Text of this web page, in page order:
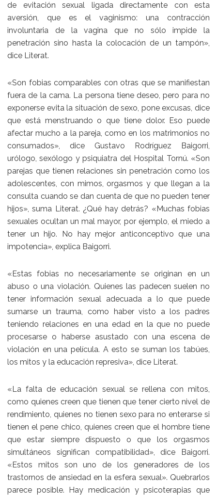
de evitación sexual ligada directamente con esta
aversión, que es el vaginismo: una contracción
involuntaria de la vagina que no sólo impide la
penetración sino hasta la colocación de un tampón»,
dice Literat.
«Son fobias comparables con otras que se manifiestan
fuera de la cama. La persona tiene deseo, pero para no
exponerse evita la situación de sexo, pone excusas, dice
que está menstruando o que tiene dolor. Eso puede
afectar mucho a la pareja, como en los matrimonios no
consumados», dice Gustavo Rodríguez Baigorri,
urólogo, sexólogo y psiquiatra del Hospital Tornú. «Son
parejas que tienen relaciones sin penetración como los
adolescentes, con mimos, orgasmos y que llegan a la
consulta cuando se dan cuenta de que no pueden tener
hijos», suma Literat. ¿Qué hay detrás? «Muchas fobias
sexuales ocultan un mal mayor, por ejemplo, el miedo a
tener un hijo. No hay mejor anticonceptivo que una
impotencia», explica Baigorri.
«Estas fobias no necesariamente se originan en un
abuso o una violación. Quienes las padecen suelen no
tener información sexual adecuada a lo que puede
sumarse un trauma, como haber visto a los padres
teniendo relaciones en una edad en la que no puede
procesarse o haberse asustado con una escena de
violación en una película. A esto se suman los tabúes,
los mitos y la educación represiva», dice Literat.
«La falta de educación sexual se rellena con mitos,
como quienes creen que tienen que tener cierto nivel de
rendimiento, quienes no tienen sexo para no enterarse si
tienen el pene chico, quienes creen que el hombre tiene
que estar siempre dispuesto o que los orgasmos
simultáneos significan compatibilidad», dice Baigorri.
«Estos mitos son uno de los generadores de los
trastornos de ansiedad en la esfera sexual». Quebrarlos
parece posible. Hay medicación y psicoterapias que